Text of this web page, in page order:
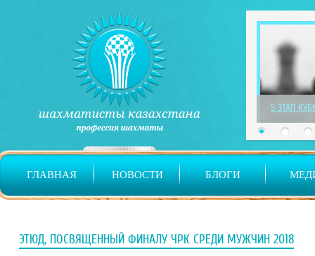
ГЛАВНАЯ НОВОСТИ БЛОГИ
1 ЭТАП
ЭТЮД, ПОСВЯЩЕННЫЙ ФИНАЛУ ЧРК СРЕДИ МУЖЧИН 2018